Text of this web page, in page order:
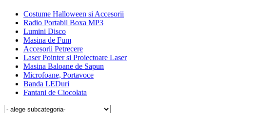
Costume Halloween si Accesorii
Radio Portabil Boxa MP3
Lumini Disco
Masina de Fum
Accesorii Petrecere
Laser Pointer si Proiectoare Laser
Masina Baloane de Sapun
Microfoane, Portavoce
Banda LEDuri
Fantani de Ciocolata